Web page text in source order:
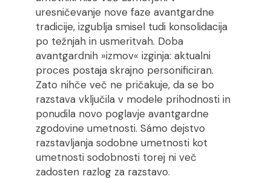
uresničevanje nove faze avantgardne
tradicije, izgublja smisel tudi konsolidacija
po težnjah in usmeritvah. Doba
avantgardnih »izmov« izginja: aktualni
proces postaja skrajno personificiran.
Zato nihče več ne pričakuje, da se bo
razstava vključila v modele prihodnosti in
ponudila novo poglavje avantgardne
zgodovine umetnosti. Sámo dejstvo
razstavljanja sodobne umetnosti kot
umetnosti sodobnosti torej ni več
zadosten razlog za razstavo.